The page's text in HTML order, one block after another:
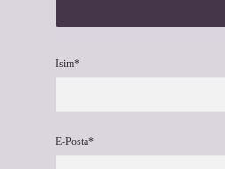
İsim*
E-Posta*